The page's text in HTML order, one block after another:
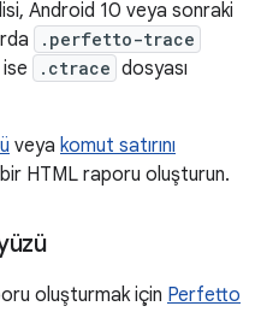
Android 10 veya sonraki
.perfetto-trace
.ctrace dosyası
veya komut satırını
HTML raporu oluşturun.
oluşturmak için Perfetto